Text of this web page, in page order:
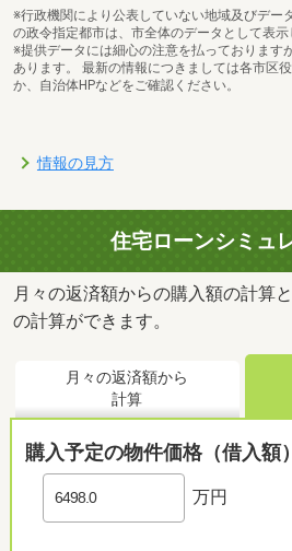
※行政機関により公表していない地域及びデー
の政令指定都市は、市全体のデータとして表示
※提供データには細心の注意を払っております
あります。 最新の情報につきましては各市区
か、自治体HPなどをご確認ください。
情報の見方
住宅ローンシミュ
月々の返済額からの購入額の計算
の計算ができます。
月々の返済額から
計算
購入予定の物件価格（借入額）
万円